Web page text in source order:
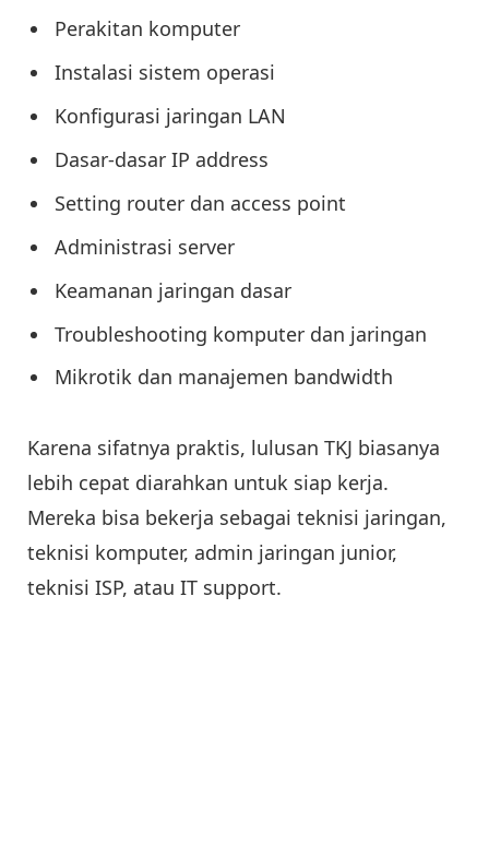
Perakitan komputer
Instalasi sistem operasi
Konfigurasi jaringan LAN
Dasar-dasar IP address
Setting router dan access point
Administrasi server
Keamanan jaringan dasar
Troubleshooting komputer dan jaringan
Mikrotik dan manajemen bandwidth
Karena sifatnya praktis, lulusan TKJ biasanya
lebih cepat diarahkan untuk siap kerja.
Mereka bisa bekerja sebagai teknisi jaringan,
teknisi komputer, admin jaringan junior,
teknisi ISP, atau IT support.